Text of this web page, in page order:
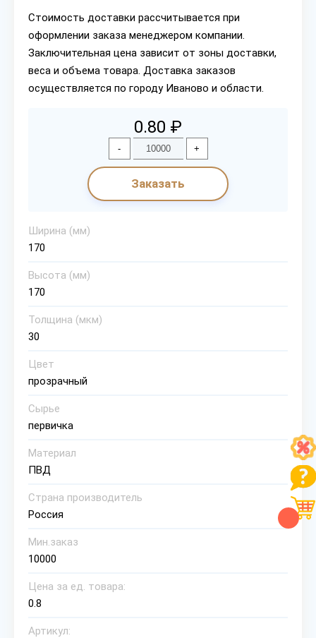
Стоимость доставки рассчитывается при
оформлении заказа менеджером компании.
Заключительная цена зависит от зоны доставки,
веса и объема товара. Доставка заказов
осуществляется по городу Иваново и области.
0.80 ₽
- +
Заказать
Ширина (мм)
170
Высота (мм)
170
Толщина (мкм)
30
Цвет
прозрачный
Сырье
первичка
Материал
ПВД
Страна производитель
Россия
Мин.заказ
10000
Цена за ед. товара:
0.8
Артикул: